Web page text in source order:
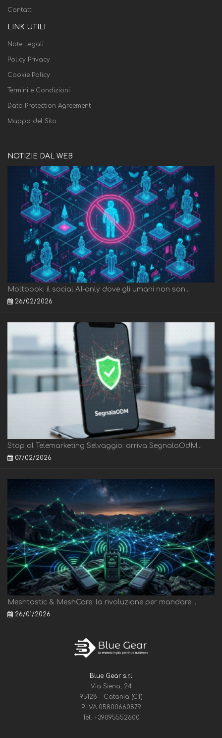
Contatti
LINK UTILI
Note Legali
Policy Privacy
Cookie Policy
Termini e Condizioni
Data Protection Agreement
Mappa del Sito
NOTIZIE DAL WEB
Moltbook: il social AI-only dove gli umani non son...
26/02/2026
Stop al Telemarketing Selvaggio: arriva SegnalaOdM...
07/02/2026
Meshtastic & MeshCore: la rivoluzione per mandare ...
26/01/2026
Blue Gear s.r.l
Via Siena, 24
95128 - Catania (CT)
P. IVA 05800660879
Tel.
+39095552600